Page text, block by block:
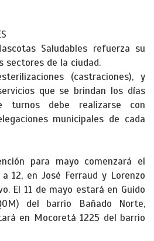
Saludables refuerza su
sectores de la ciudad.
(castraciones), y
que se brindan los días
turnos debe realizarse con
municipales de cada
para mayo comenzará el
12, en José Ferraud y Lorenzo
El 11 de mayo estará en Guido
del barrio Bañado Norte,
en Mocoretá 1225 del barrio